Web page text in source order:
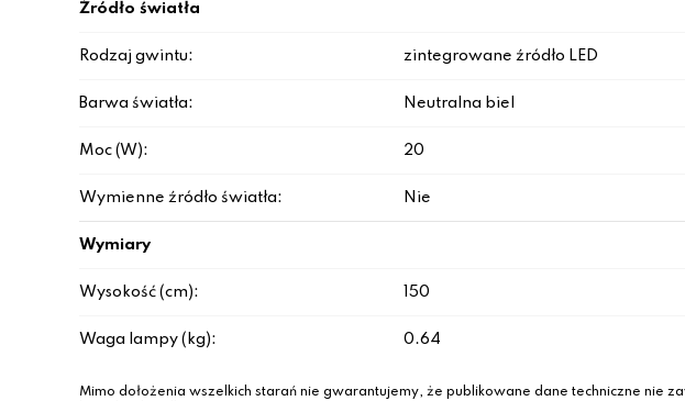
Źródło światła
Rodzaj gwintu: zintegrowane źródło LED
Barwa światła: Neutralna biel
Moc (W): 20
Wymienne źródło światła: Nie
Wymiary
Wysokość (cm): 150
Waga lampy (kg): 0.64
Mimo dołożenia wszelkich starań nie gwarantujemy, że publikowane dane techniczne nie